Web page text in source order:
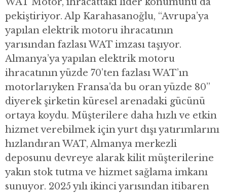
pekiştiriyor. Alp Karahasanoğlu, “Avrupa’ya
yapılan elektrik motoru ihracatının
yarısından fazlası WAT imzası taşıyor.
Almanya’ya yapılan elektrik motoru
ihracatının yüzde 70’ten fazlası WAT’ın
motorlarıyken Fransa’da bu oran yüzde 80”
diyerek şirketin küresel arenadaki gücünü
ortaya koydu. Müşterilere daha hızlı ve etkin
hizmet verebilmek için yurt dışı yatırımlarını
hızlandıran WAT, Almanya merkezli
deposunu devreye alarak kilit müşterilerine
yakın stok tutma ve hizmet sağlama imkanı
sunuyor. 2025 yılı ikinci yarısından itibaren